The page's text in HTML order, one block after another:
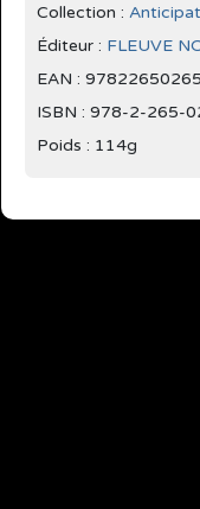
Collection :
Éditeur : FLEUVE
EAN :
ISBN : 978-2-265-
Poids : 114g